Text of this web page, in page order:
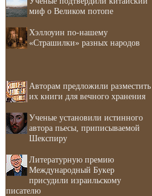
миф о Великом потопе
Хэллоуин по-нашему
«Страшилки» разных народов
Авторам предложили разместить
их книги для вечного хранения
Ученые установили истинного
автора пьесы, приписываемой
Шекспиру
Литературную премию
Международный Букер
присудили израильскому
писателю